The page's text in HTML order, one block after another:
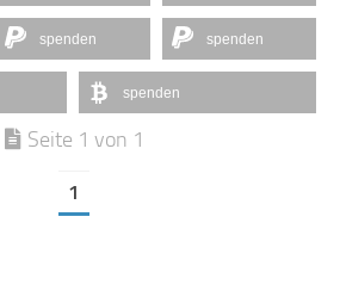
spenden spenden
spenden
Seite 1 von 1
1